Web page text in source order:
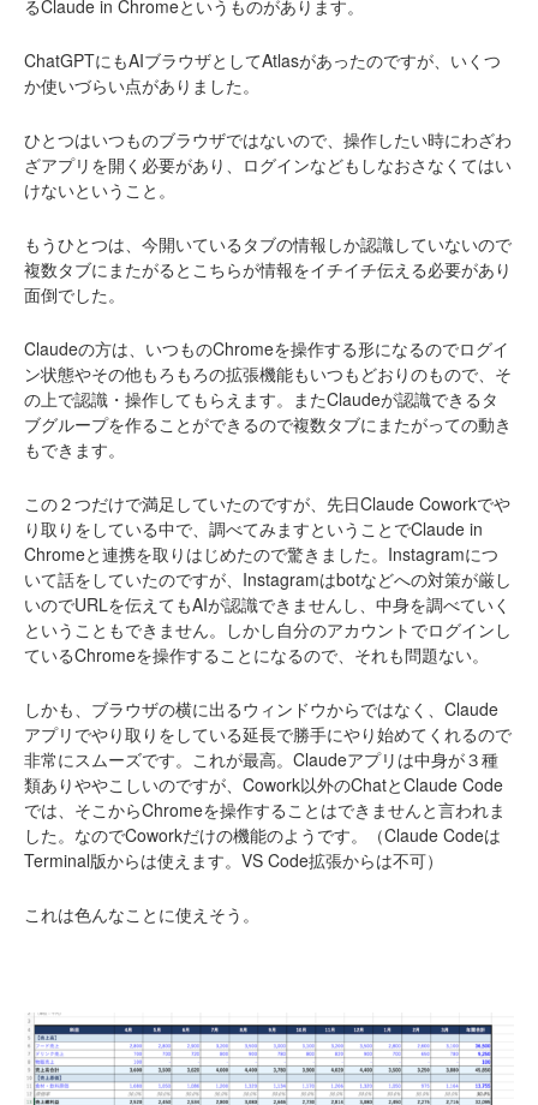
るClaude in Chromeというものがあります。
ChatGPTにもAIブラウザとしてAtlasがあったのですが、いくつ
か使いづらい点がありました。
ひとつはいつものブラウザではないので、操作したい時にわざわ
ざアプリを開く必要があり、ログインなどもしなおさなくてはい
けないということ。
もうひとつは、今開いているタブの情報しか認識していないので
複数タブにまたがるとこちらが情報をイチイチ伝える必要があり
面倒でした。
Claudeの方は、いつものChromeを操作する形になるのでログイ
ン状態やその他もろもろの拡張機能もいつもどおりのもので、そ
の上で認識・操作してもらえます。またClaudeが認識できるタ
ブグループを作ることができるので複数タブにまたがっての動き
もできます。
この２つだけで満足していたのですが、先日Claude Coworkでや
り取りをしている中で、調べてみますということでClaude in
Chromeと連携を取りはじめたので驚きました。Instagramにつ
いて話をしていたのですが、Instagramはbotなどへの対策が厳し
いのでURLを伝えてもAIが認識できませんし、中身を調べていく
ということもできません。しかし自分のアカウントでログインし
ているChromeを操作することになるので、それも問題ない。
しかも、ブラウザの横に出るウィンドウからではなく、Claude
アプリでやり取りをしている延長で勝手にやり始めてくれるので
非常にスムーズです。これが最高。Claudeアプリは中身が３種
類ありややこしいのですが、Cowork以外のChatとClaude Code
では、そこからChromeを操作することはできませんと言われま
した。なのでCoworkだけの機能のようです。（Claude Codeは
Terminal版からは使えます。VS Code拡張からは不可）
これは色んなことに使えそう。